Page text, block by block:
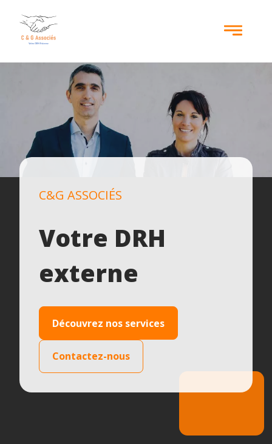
contenu
C&G ASSOCIÉS
Votre DRH
externe
Découvrez nos services
Contactez-nous